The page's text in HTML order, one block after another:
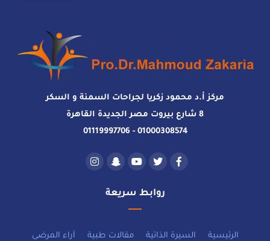
مركز أ.د محمود زكريا لجراحات السمنة و السكر
8 شارع بيروت مصر الجديدة القاهرة
01000308574 - 01119997706
روابط سريعة
الرئيسية السيرة الذاتية مقالات طبية
آراء المرضى